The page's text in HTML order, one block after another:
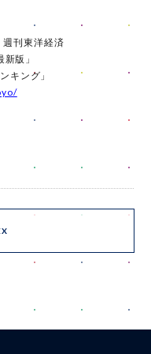
刊東洋経済
版」
キング」